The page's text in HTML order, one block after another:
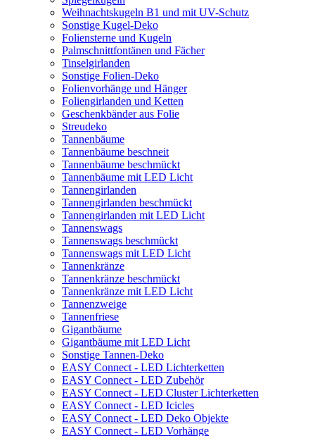
Weihnachtskugeln B1 und mit UV-Schutz
Sonstige Kugel-Deko
Foliensterne und Kugeln
Palmschnittfontänen und Fächer
Tinselgirlanden
Sonstige Folien-Deko
Folienvorhänge und Hänger
Foliengirlanden und Ketten
Geschenkbänder aus Folie
Streudeko
Tannenbäume
Tannenbäume beschneit
Tannenbäume beschmückt
Tannenbäume mit LED Licht
Tannengirlanden
Tannengirlanden beschmückt
Tannengirlanden mit LED Licht
Tannenswags
Tannenswags beschmückt
Tannenswags mit LED Licht
Tannenkränze
Tannenkränze beschmückt
Tannenkränze mit LED Licht
Tannenzweige
Tannenfriese
Gigantbäume
Gigantbäume mit LED Licht
Sonstige Tannen-Deko
EASY Connect - LED Lichterketten
EASY Connect - LED Zubehör
EASY Connect - LED Cluster Lichterketten
EASY Connect - LED Icicles
EASY Connect - LED Deko Objekte
EASY Connect - LED Vorhänge